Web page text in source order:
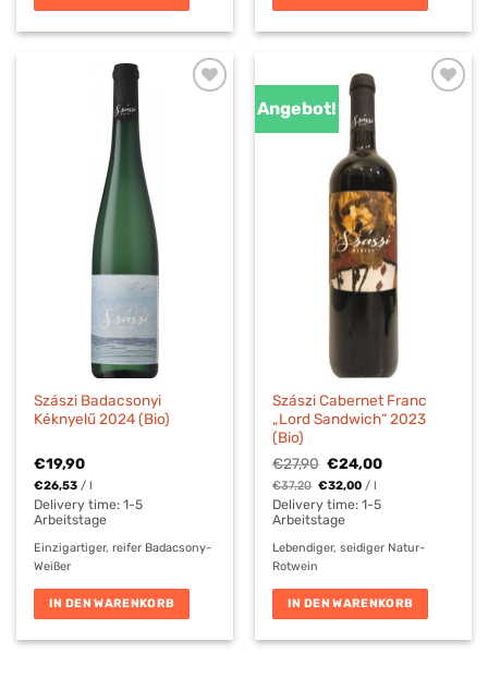
Szászi Badacsonyi
Kéknyelű 2024 (Bio)
€19,90
€26,53 / l
Delivery time:1-5
Arbeitstage
Einzigartiger, reifer Badacsony-
Weißer
IN DEN WARENKORB
Angebot!
Szászi Cabernet Franc
„Lord Sandwich“ 2023
(Bio)
€27,90 Ursprünglicher
Preis
war:
€27,90
€24,00Aktueller
€37,20 €32,00 / l
Delivery time:1-5
Arbeitstage
Lebendiger, seidiger Natur-
Rotwein
IN DEN WARENKORB